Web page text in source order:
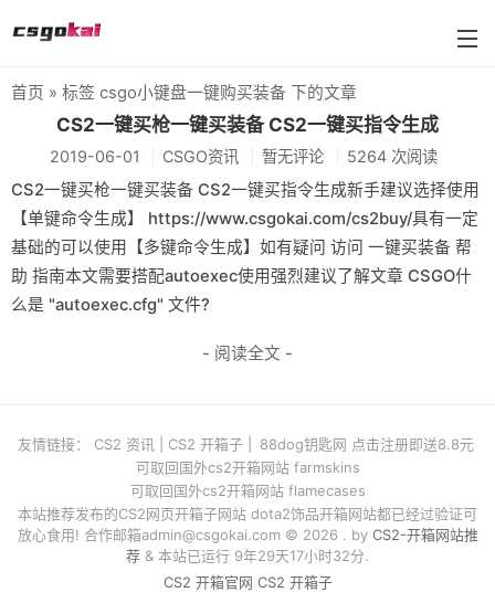
farmskins
88dog
flamecases
88hash-jp
首页 » 标签 csgo小键盘一键购买装备 下的文章
CS2一键买枪一键买装备 CS2一键买指令生成
2019-06-01 CSGO资讯 暂无评论 5264 次阅读
CS2一键买枪一键买装备 CS2一键买指令生成新手建议选择使用
【单键命令生成】 https://www.csgokai.com/cs2buy/具有一定
基础的可以使用【多键命令生成】如有疑问 访问 一键买装备 帮
助 指南本文需要搭配autoexec使用强烈建议了解文章 CSGO什
么是 "autoexec.cfg" 文件?
- 阅读全文 -
友情链接： CS2 资讯 CS2 开箱子
88dog钥匙网 点击注册即送8.8元
可取回国外cs2开箱网站 farmskins
可取回国外cs2开箱网站 flamecases
本站推荐发布的CS2网页开箱子网站 dota2饰品开箱网站都已经过验证可
放心食用! 合作邮箱admin@csgokai.com© 2026 . by CS2-开箱网站推
荐 & 本站已运行 9年29天17小时32分.
CS2 开箱官网 CS2 开箱子